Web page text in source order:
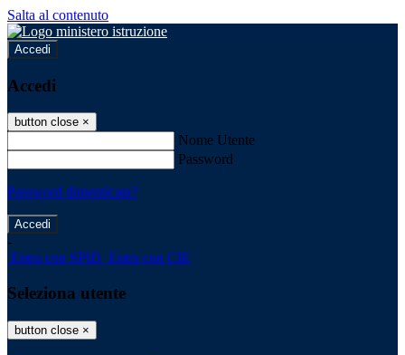
Salta al contenuto
Accedi
Accedi
button close ×
Nome Utente
Password
Password dimenticata?
-
Entra con SPID Entra con CIE
Seleziona utente
button close ×